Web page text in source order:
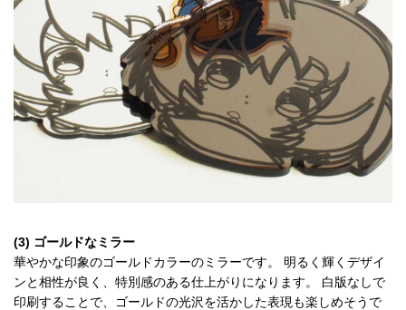
(3) ゴールドなミラー
華やかな印象のゴールドカラーのミラーです。 明るく輝くデザイ
ンと相性が良く、特別感のある仕上がりになります。 白版なしで
印刷することで、ゴールドの光沢を活かした表現も楽しめそうで